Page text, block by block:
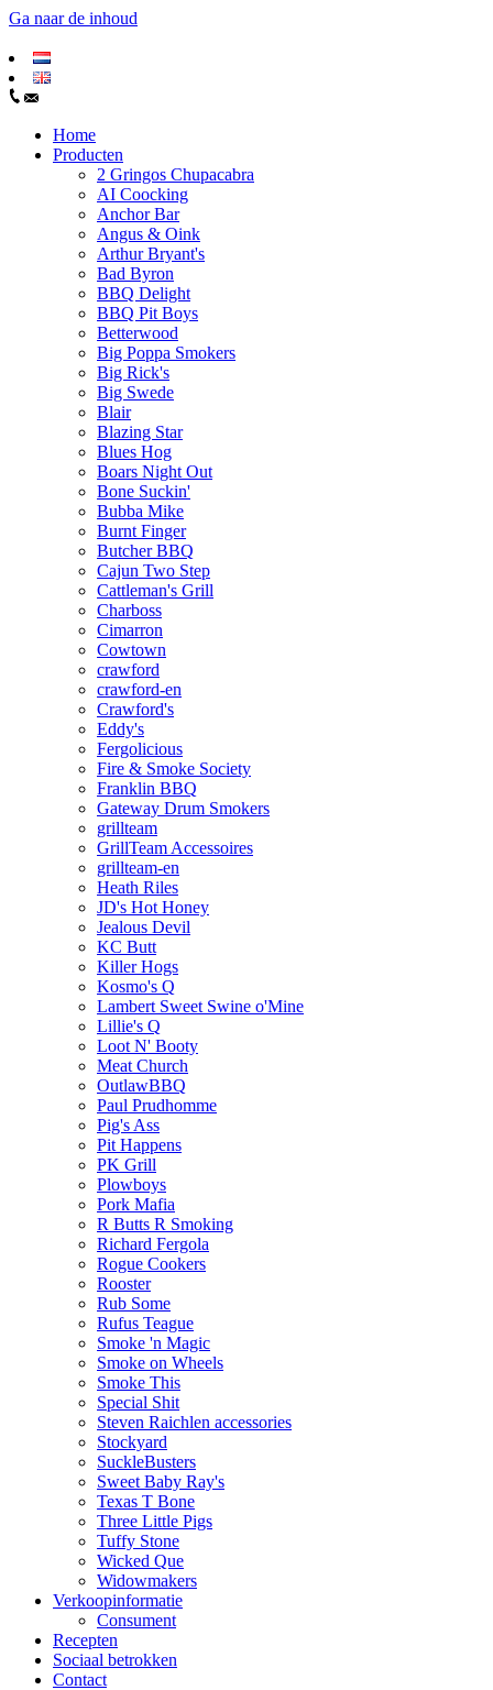
Ga naar de inhoud
Home
Producten
2 Gringos Chupacabra
AI Coocking
Anchor Bar
Angus & Oink
Arthur Bryant's
Bad Byron
BBQ Delight
BBQ Pit Boys
Betterwood
Big Poppa Smokers
Big Rick's
Big Swede
Blair
Blazing Star
Blues Hog
Boars Night Out
Bone Suckin'
Bubba Mike
Burnt Finger
Butcher BBQ
Cajun Two Step
Cattleman's Grill
Charboss
Cimarron
Cowtown
crawford
crawford-en
Crawford's
Eddy's
Fergolicious
Fire & Smoke Society
Franklin BBQ
Gateway Drum Smokers
grillteam
GrillTeam Accessoires
grillteam-en
Heath Riles
JD's Hot Honey
Jealous Devil
KC Butt
Killer Hogs
Kosmo's Q
Lambert Sweet Swine o'Mine
Lillie's Q
Loot N' Booty
Meat Church
OutlawBBQ
Paul Prudhomme
Pig's Ass
Pit Happens
PK Grill
Plowboys
Pork Mafia
R Butts R Smoking
Richard Fergola
Rogue Cookers
Rooster
Rub Some
Rufus Teague
Smoke 'n Magic
Smoke on Wheels
Smoke This
Special Shit
Steven Raichlen accessories
Stockyard
SuckleBusters
Sweet Baby Ray's
Texas T Bone
Three Little Pigs
Tuffy Stone
Wicked Que
Widowmakers
Verkoopinformatie
Consument
Recepten
Sociaal betrokken
Contact